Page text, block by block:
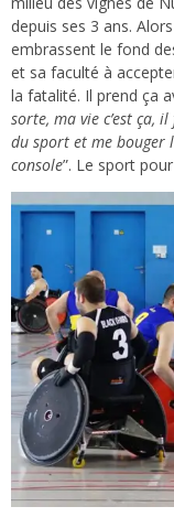
depuis ses 3 ans.
embrassent le fond
et sa faculté à
la fatalité. Il prend ça
sorte, ma vie c’est ça,
du sport et me bouger
console”. Le sport